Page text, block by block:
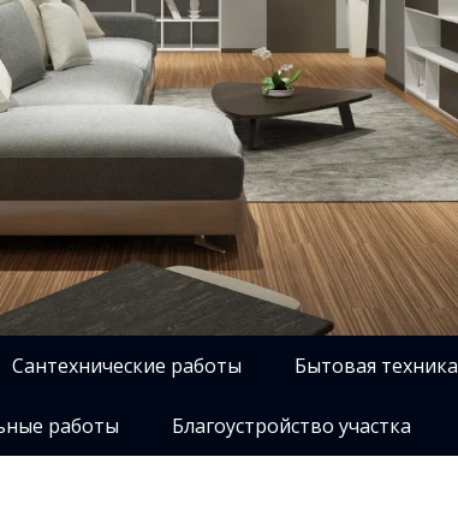
Сантехнические работы Бытовая техника
работы Благоустройство участка